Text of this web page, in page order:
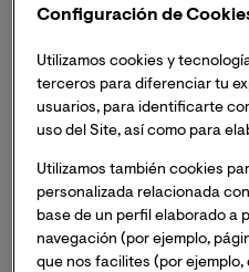
alumnos que explicaran
través de ejemplos, lo que
microeconomía. Encontré
percepcionesde este
riguroso.
Padres que enseñan a
Albert Muñoz dice: “Si le
Configuración de
Utilizamos cookies y
terceros para diferenciar tu
usuarios, para identificarte
uso del Site, así como para
Utilizamos también cookies
personalizada relacionada
base de un perfil elaborado a
navegación (por ejemplo,
que nos facilites (por